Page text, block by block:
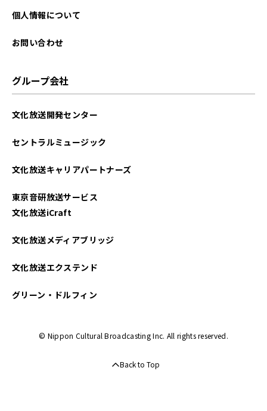
個人情報について
お問い合わせ
グループ会社
文化放送開発センター
セントラルミュージック
文化放送キャリアパートナーズ
東京音研放送サービス
文化放送iCraft
文化放送メディアブリッジ
文化放送エクステンド
グリーン・ドルフィン
© Nippon Cultural Broadcasting Inc. All rights reserved.
Back to Top